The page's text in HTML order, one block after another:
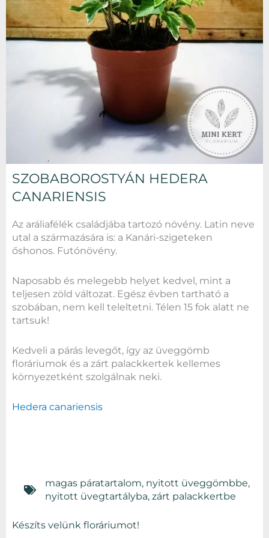
SZOBABOROSTYÁN HEDERA
CANARIENSIS
Az aráliafélék családjába tartozó növény. Latin neve
utal a származására is: a Kanári-szigeteken
őshonos. Futónövény.
Naposabb és melegebb helyet kedvel, mint a
teljesen zöld változat. Egész évben tartható a
szobában, nem kell teleltetni. Télen 15 fok alatt ne
tartsuk!
Kedveli a párás levegőt, így az üveggömb
floráriumok és a zárt palackkertek kellemes
környezetként szolgálnak neki.
Hedera canariensis
magas páratartalom, nyitott üveggömbbe,
nyitott üvegtartályba, zárt palackkertbe
Készíts velünk floráriumot!